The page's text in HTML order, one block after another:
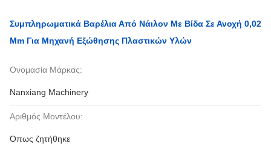
Συμπληρωματικά Βαρέλια Από Νάιλον Με Βίδα Σε Ανοχή 0,02
Mm Για Μηχανή Εξώθησης Πλαστικών Υλών
Ονομασία Μάρκας:
Nanxiang Machinery
Αριθμός Μοντέλου:
Όπως ζητήθηκε